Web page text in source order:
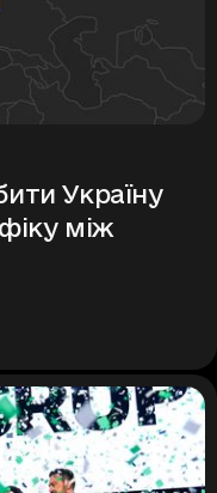
Україну
між